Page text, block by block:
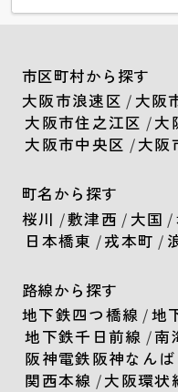
市区町村から探す
大阪市浪速区 / 大阪
大阪市住之江区 /大
大阪市中央区 /大阪
町名から探す
桜川 /敷津西 / 大国 /
日本橋東 /戎本町 /
路線から探す
地下鉄四つ橋線 /地
地下鉄千日前線 /南
阪神電鉄阪神なんば
関西本線 /大阪環状